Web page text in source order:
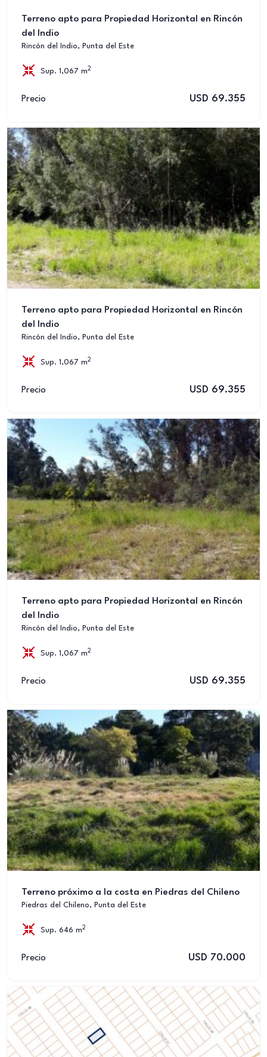
Terreno apto para Propiedad Horizontal en Rincón
del Indio
Rincón del Indio, Punta del Este
Sup. 1,067 m 2
Precio USD 69.355
Terreno apto para Propiedad Horizontal en Rincón
del Indio
Rincón del Indio, Punta del Este
Sup. 1,067 m 2
Precio USD 69.355
Terreno apto para Propiedad Horizontal en Rincón
del Indio
Rincón del Indio, Punta del Este
Sup. 1,067 m 2
Precio USD 69.355
Terreno próximo a la costa en Piedras del Chileno
Piedras del Chileno, Punta del Este
Sup. 646 m 2
Precio USD 70.000